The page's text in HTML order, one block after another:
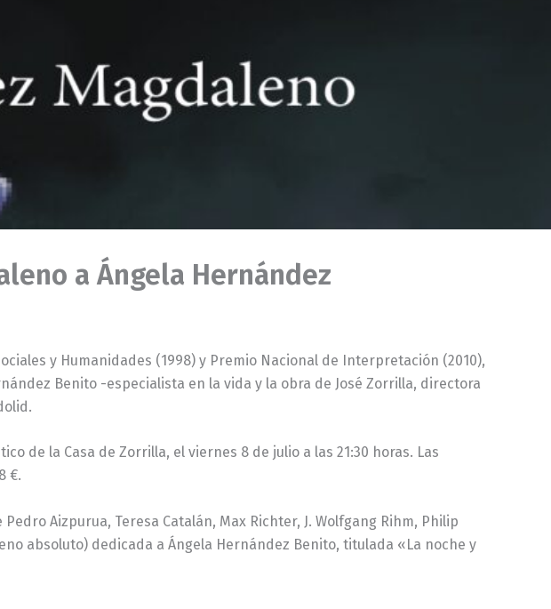
a Ángela Hernández
y Humanidades (1998) y Premio Nacional de Interpretación (2010),
Benito -especialista en la vida y la obra de José Zorrilla, directora
de la Casa de Zorrilla, el viernes 8 de julio a las 21:30 horas. Las
€.
Aizpurua, Teresa Catalán, Max Richter, J. Wolfgang Rihm, Philip
absoluto) dedicada a Ángela Hernández Benito, titulada «La noche y